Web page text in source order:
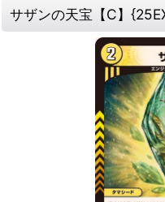
サザンの天宝【C】